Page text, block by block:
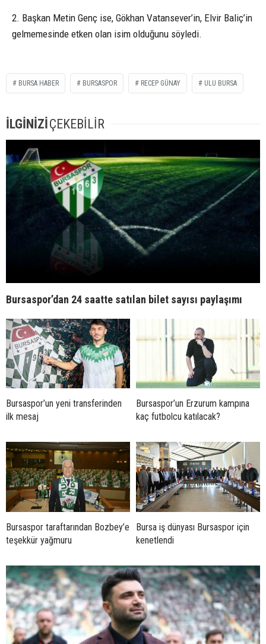
2. Başkan Metin Genç ise, Gökhan Vatansever’in, Elvir Baliç’in
gelmemesinde etken olan isim olduğunu söyledi.
BURSA HABER BURSASPOR RECEP GÜNAY ULU BURSA
İLGİNİZİÇEKEBİLİR
Bursaspor’dan 24 saatte satılan bilet sayısı paylaşımı
Bursaspor’un yeni transferinden
ilk mesaj
Bursaspor’un Erzurum kampına
kaç futbolcu katılacak?
Bursaspor taraftarından Bozbey’e
teşekkür yağmuru
Bursa iş dünyası Bursaspor için
kenetlendi